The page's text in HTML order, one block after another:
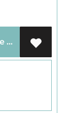
Voeg toe aan mijn winkelmandje